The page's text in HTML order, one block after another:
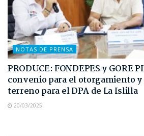
NOTAS DE PRENSA
PRODUCE: FONDEPES y GORE
convenio para el otorgamiento
terreno para el DPA de La Islilla
20/03/2025